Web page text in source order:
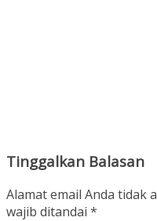
Tinggalkan Balasan
Alamat email Anda tidak
wajib ditandai *